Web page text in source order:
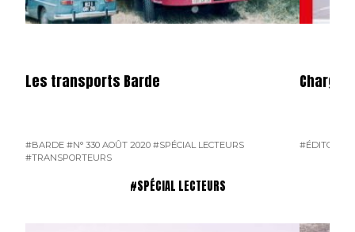
Les transports Barde
#BARDE #N° 330 AOÛT 2020 #SPÉCIAL LECTEURS
#TRANSPORTEURS
Charge
#ÉDITORIAL
#SPÉCIAL LECTEURS